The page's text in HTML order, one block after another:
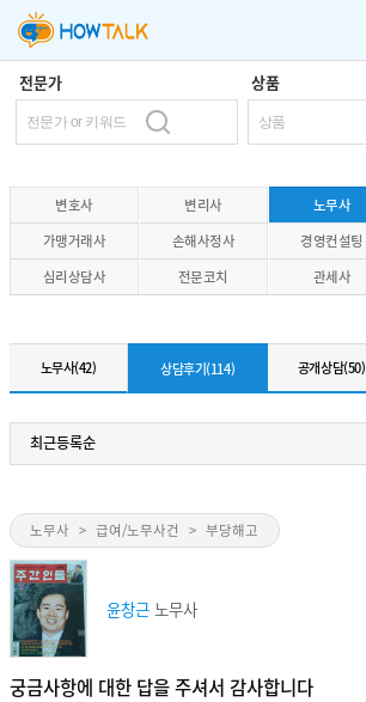
전문가 상품
변호사 변리사 노무사
가맹거래사
손해사정사 경영컨설팅
심리상담사
전문코치 관세사
노무사(42) 상담후기(114) 공개상담(50)
최근등록순
노무사 > 급여/노무사건 > 부당해고
윤창근 노무사
궁금사항에 대한 답을 주셔서 감사합니다